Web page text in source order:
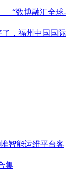
数博融汇全球-
，福州中国国际
智能运维平台客
集